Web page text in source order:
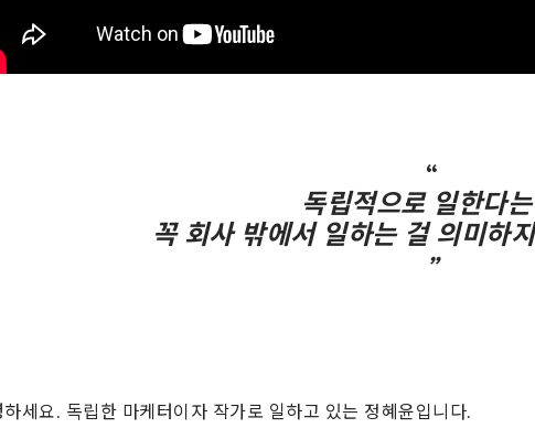
“
독립적으로 일한다
꼭 회사 밖에서 일하는 걸 의미하
”
하세요. 독립한 마케터이자 작가로 일하고 있는 정혜윤입니다.